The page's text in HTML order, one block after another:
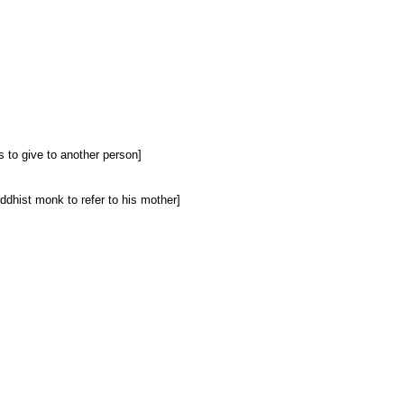
to give to another person]
monk to refer to his mother]